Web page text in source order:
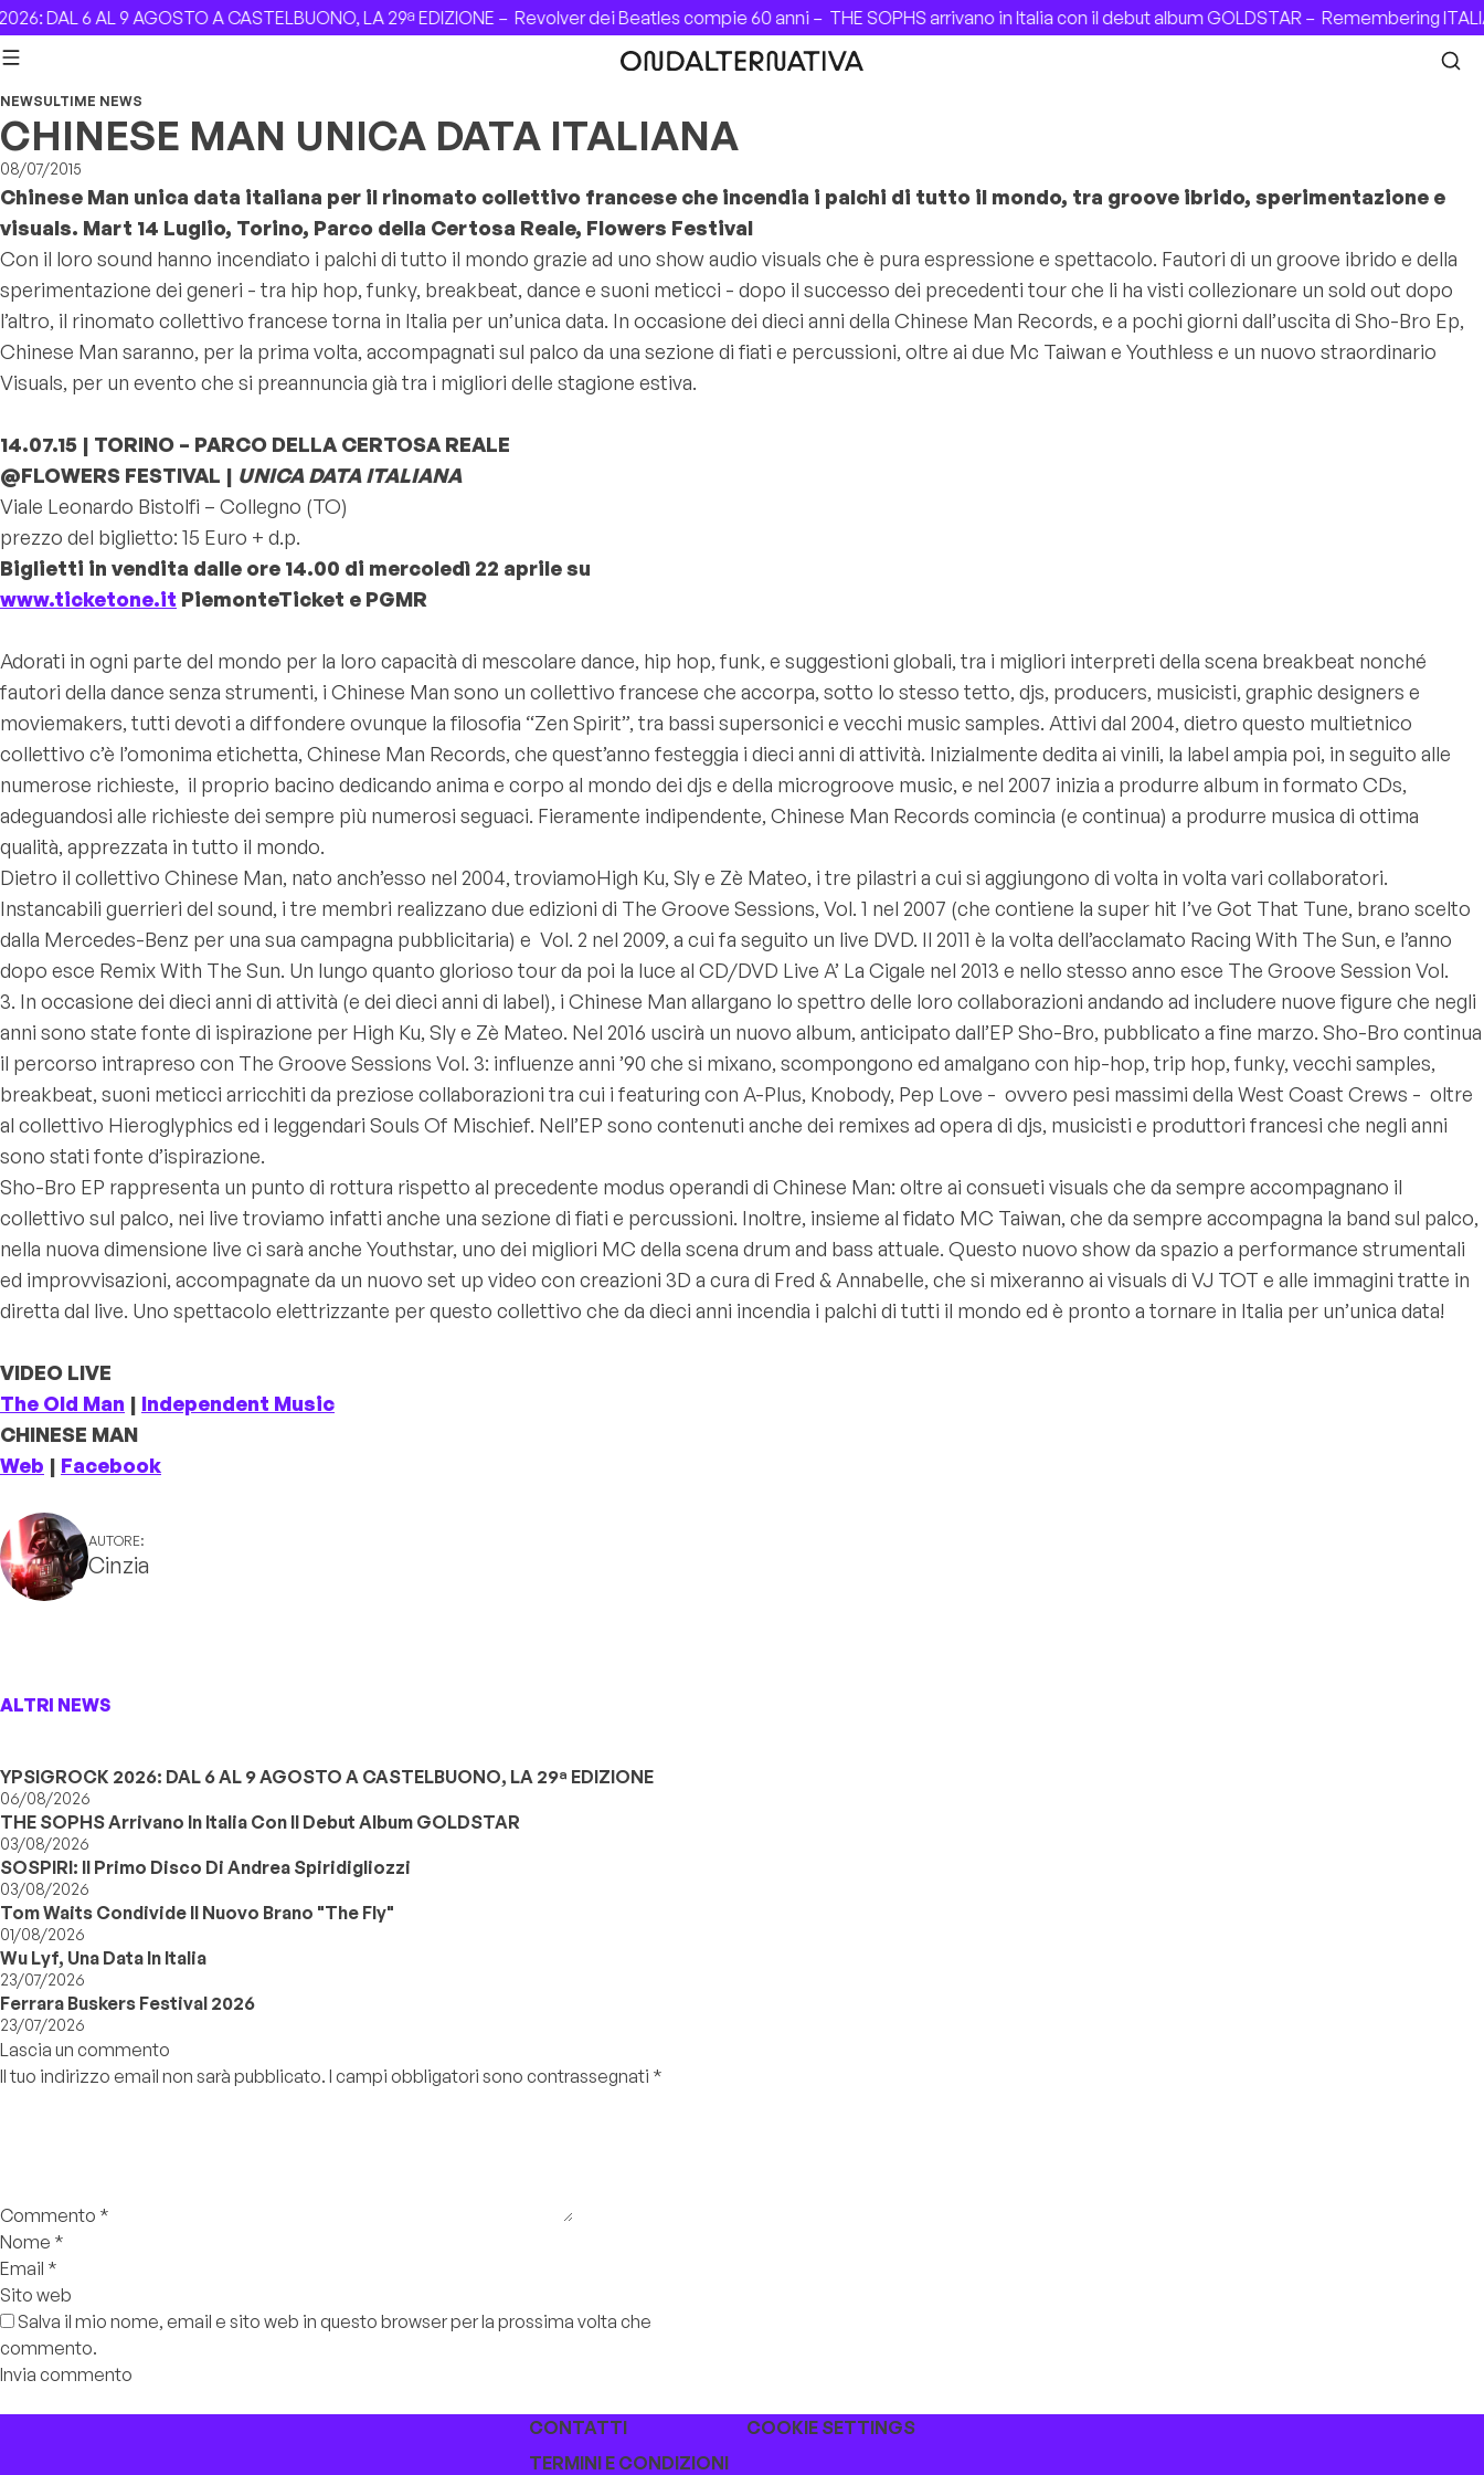
Skip to content
DAL 6 AL 9 AGOSTO A CASTELBUONO, LA 29ª EDIZIONE –Revolver dei Beatles compie 60 anni –THE SOPHS arrivano in Italia con il debut album GOLDSTAR –Remembering
NEWSULTIME NEWS
CHINESE MAN UNICA DATA ITALIANA
08/07/2015
Chinese Man unica data italiana per il rinomato collettivo francese che incendia i palchi di tutto il mondo, tra groove ibrido, sperimentazione e
visuals. Mart 14 Luglio, Torino, Parco della Certosa Reale, Flowers Festival
Con il loro sound hanno incendiato i palchi di tutto il mondo grazie ad uno show audio visuals che è pura espressione e spettacolo. Fautori di un groove ibrido e della
sperimentazione dei generi - tra hip hop, funky, breakbeat, dance e suoni meticci - dopo il successo dei precedenti tour che li ha visti collezionare un sold out dopo
l’altro, il rinomato collettivo francese torna in Italia per un’unica data. In occasione dei dieci anni della Chinese Man Records, e a pochi giorni dall’uscita di Sho-Bro Ep,
Chinese Man saranno, per la prima volta, accompagnati sul palco da una sezione di fiati e percussioni, oltre ai due Mc Taiwan e Youthless e un nuovo straordinario
Visuals, per un evento che si preannuncia già tra i migliori delle stagione estiva.
14.07.15 | TORINO – PARCO DELLA CERTOSA REALE
@FLOWERS FESTIVAL | UNICA DATA ITALIANA
Viale Leonardo Bistolfi – Collegno (TO)
prezzo del biglietto: 15 Euro + d.p.
Biglietti in vendita dalle ore 14.00 di mercoledì 22 aprile su
www.ticketone.it PiemonteTicket e PGMR
Adorati in ogni parte del mondo per la loro capacità di mescolare dance, hip hop, funk, e suggestioni globali, tra i migliori interpreti della scena breakbeat nonché
fautori della dance senza strumenti, i Chinese Man sono un collettivo francese che accorpa, sotto lo stesso tetto, djs, producers, musicisti, graphic designers e
moviemakers, tutti devoti a diffondere ovunque la filosofia “Zen Spirit”, tra bassi supersonici e vecchi music samples. Attivi dal 2004, dietro questo multietnico
collettivo c’è l’omonima etichetta, Chinese Man Records, che quest’anno festeggia i dieci anni di attività. Inizialmente dedita ai vinili, la label ampia poi, in seguito alle
numerose richieste, il proprio bacino dedicando anima e corpo al mondo dei djs e della microgroove music, e nel 2007 inizia a produrre album in formato CDs,
adeguandosi alle richieste dei sempre più numerosi seguaci. Fieramente indipendente, Chinese Man Records comincia (e continua) a produrre musica di ottima
qualità, apprezzata in tutto il mondo.
Dietro il collettivo Chinese Man, nato anch’esso nel 2004, troviamoHigh Ku, Sly e Zè Mateo, i tre pilastri a cui si aggiungono di volta in volta vari collaboratori.
Instancabili guerrieri del sound, i tre membri realizzano due edizioni di The Groove Sessions, Vol. 1 nel 2007 (che contiene la super hit I’ve Got That Tune, brano scelto
dalla Mercedes-Benz per una sua campagna pubblicitaria) e Vol. 2 nel 2009, a cui fa seguito un live DVD. Il 2011 è la volta dell’acclamato Racing With The Sun, e l’anno
dopo esce Remix With The Sun. Un lungo quanto glorioso tour da poi la luce al CD/DVD Live A’ La Cigale nel 2013 e nello stesso anno esce The Groove Session Vol.
3. In occasione dei dieci anni di attività (e dei dieci anni di label), i Chinese Man allargano lo spettro delle loro collaborazioni andando ad includere nuove figure che negli
anni sono state fonte di ispirazione per High Ku, Sly e Zè Mateo. Nel 2016 uscirà un nuovo album, anticipato dall’EP Sho-Bro, pubblicato a fine marzo. Sho-Bro continua
il percorso intrapreso con The Groove Sessions Vol. 3: influenze anni ’90 che si mixano, scompongono ed amalgano con hip-hop, trip hop, funky, vecchi samples,
breakbeat, suoni meticci arricchiti da preziose collaborazioni tra cui i featuring con A-Plus, Knobody, Pep Love - ovvero pesi massimi della West Coast Crews - oltre
al collettivo Hieroglyphics ed i leggendari Souls Of Mischief. Nell’EP sono contenuti anche dei remixes ad opera di djs, musicisti e produttori francesi che negli anni
sono stati fonte d’ispirazione.
Sho-Bro EP rappresenta un punto di rottura rispetto al precedente modus operandi di Chinese Man: oltre ai consueti visuals che da sempre accompagnano il
collettivo sul palco, nei live troviamo infatti anche una sezione di fiati e percussioni. Inoltre, insieme al fidato MC Taiwan, che da sempre accompagna la band sul palco,
nella nuova dimensione live ci sarà anche Youthstar, uno dei migliori MC della scena drum and bass attuale. Questo nuovo show da spazio a performance strumentali
ed improvvisazioni, accompagnate da un nuovo set up video con creazioni 3D a cura di Fred & Annabelle, che si mixeranno ai visuals di VJ TOT e alle immagini tratte in
diretta dal live. Uno spettacolo elettrizzante per questo collettivo che da dieci anni incendia i palchi di tutti il mondo ed è pronto a tornare in Italia per un’unica data!
VIDEO LIVE
The Old Man | Independent Music
CHINESE MAN
Web | Facebook
AUTORE:
Cinzia
ALTRI NEWS
YPSIGROCK 2026: DAL 6 AL 9 AGOSTO A CASTELBUONO, LA 29ª EDIZIONE
06/08/2026
THE SOPHS Arrivano In Italia Con Il Debut Album GOLDSTAR
03/08/2026
SOSPIRI: Il Primo Disco Di Andrea Spiridigliozzi
03/08/2026
Tom Waits Condivide Il Nuovo Brano "The Fly"
01/08/2026
Wu Lyf, Una Data In Italia
23/07/2026
Ferrara Buskers Festival 2026
23/07/2026
Lascia un commento
Il tuo indirizzo email non sarà pubblicato. I campi obbligatori sono contrassegnati *
Commento *
Nome *
Email *
Sito web
Salva il mio nome, email e sito web in questo browser per la prossima volta che
commento.
CONTATTI
COOKIE SETTINGS
TERMINI E CONDIZIONI